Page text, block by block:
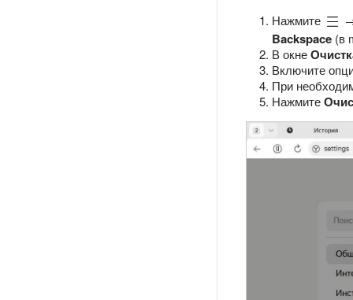
Нажмите
Backspace (в
В окне
Включите
При
Нажмите